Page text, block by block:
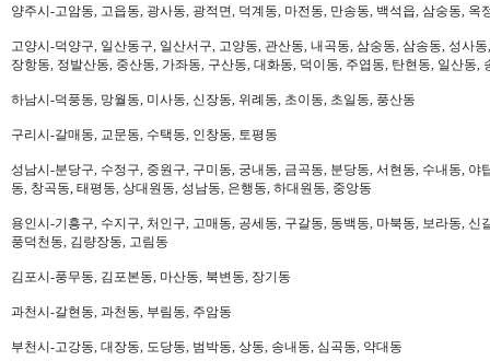
양주시-고암동, 고읍동, 광사동, 광적면, 덕계동, 마전동, 만송동, 백석읍, 삼숭동, 옥
고양시-덕양구, 일산동구, 일산서구, 고양동, 관산동, 내곡동, 삼숭동, 삼송동, 성사
장항동, 정발산동, 중산동, 가좌동, 구산동, 대화동, 덕이동, 주엽동, 탄현동, 일산동,
하남시-덕풍동, 망월동, 미사동, 신장동, 위례동, 초이동, 초일동, 풍산동
구리시-갈매동, 교문동, 수택동, 인창동, 토평동
성남시-분당구, 수정구, 중원구, 구미동, 궁내동, 금곡동, 분당동, 서현동, 수내동,
동, 창곡동, 태평동, 상대원동, 성남동, 은행동, 하대원동, 중앙동
용인시-기흥구, 수지구, 처인구, 고매동, 공세동, 구갈동, 동백동, 마북동, 보라동,
풍덕천동, 김량장동, 고림동
김포시-풍무동, 김포본동, 마산동, 북변동, 장기동
과천시-갈현동, 과천동, 부림동, 주암동
부천시-고강동, 대장동, 도당동, 범박동, 상동, 송내동, 심곡동, 약대동